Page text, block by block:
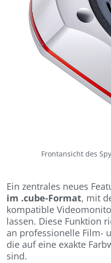
Frontansicht des
Ein zentrales neues
im .cube-Format, mit
kompatible
lassen. Diese Funktion
an professionelle Film-
die auf eine exakte
sind.